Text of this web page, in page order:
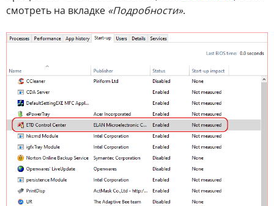
смотреть на вкладке «Подробности».